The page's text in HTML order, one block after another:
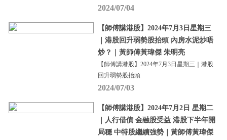
2024/07/04
【師傅講港股】2024年7月3日星期三
｜港股回升弱勢股抬頭 內房水泥炒唔
炒？｜黃師傅黃瑋傑 朱明亮
【師傅講港股】2024年7月3日星期三｜港股
回升弱勢股抬頭
2024/07/03
【師傅講港股】2024年7月2日 星期二
｜人行借債 金融股受益 港股下半年開
局穩 中特股繼續強勢｜黃師傅黃瑋傑